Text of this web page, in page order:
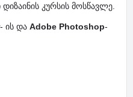
კურსის მოსწავლე.
- ის და Adobe Photoshop-